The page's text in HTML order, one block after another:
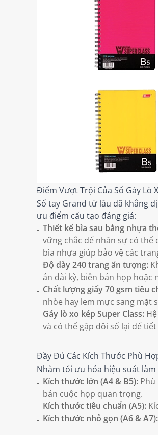
Điểm Vượt Trội Của Sổ Gáy Lò
Sổ tay Grand từ lâu đã khẳng
ưu điểm cấu tạo đáng giá:
Thiết kế bìa sau bằng nhựa
vững chắc để nhân sự có thể
bìa nhựa giúp bảo vệ các
Độ dày 240 trang ấn tượng:
án dài kỳ, biên bản họp hoặc
Chất lượng giấy 70 gsm tiêu
nhòe hay lem mực sang mặt
Gáy lò xo kép Super Class:
và có thể gập đôi sổ lại để
Đầy Đủ Các Kích Thước Phù
Nhằm tối ưu hóa hiệu suất
Kích thước lớn (A4 & B5):
bản cuộc họp quan trọng.
Kích thước tiêu chuẩn (A5):
Kích thước nhỏ gọn (A6 & A7):